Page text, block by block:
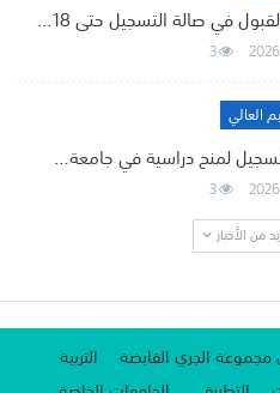
في صالة التسجيل حتى 18…
3
العالي
لمنح دراسية في جامعة…
3
من الأخبار
الجري القابضة
التربية